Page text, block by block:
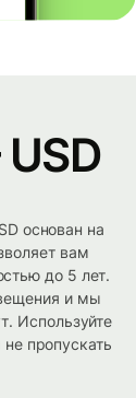
основан на
вам
до 5 лет.
и мы
Используйте
пропускать